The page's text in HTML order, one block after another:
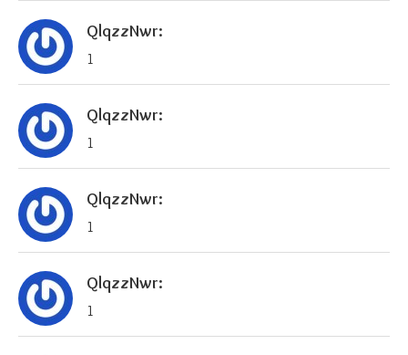
QlqzzNwr:
1
QlqzzNwr:
1
QlqzzNwr:
1
QlqzzNwr:
1